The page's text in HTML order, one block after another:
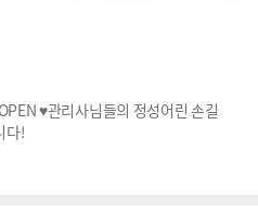
♥관리사님들의 정성어린 손길
다!